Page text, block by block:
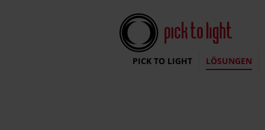
Pick To Light Systems
PICK TO LIGHT LÖSUNGEN